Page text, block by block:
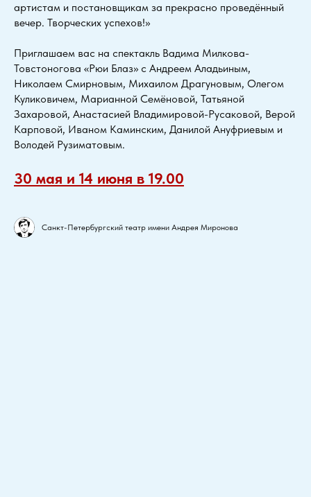
артистам и постановщикам за прекрасно проведённый
вечер. Творческих успехов!»
Приглашаем вас на спектакль Вадима Милкова-
Товстоногова «Рюи Блаз» с Андреем Аладьиным,
Николаем Смирновым, Михаилом Драгуновым, Олегом
Куликовичем, Марианной Семёновой, Татьяной
Захаровой, Анастасией Владимировой-Русаковой, Верой
Карповой, Иваном Каминским, Данилой Ануфриевым и
Володей Рузиматовым.
30 мая и 14 июня в 19.00
Санкт-Петербургский театр имени Андрея Миронова